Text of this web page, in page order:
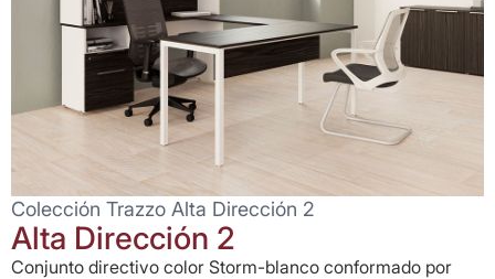
Colección Trazzo Alta Dirección 2
Alta Dirección 2
Conjunto directivo color Storm-blanco conformado por